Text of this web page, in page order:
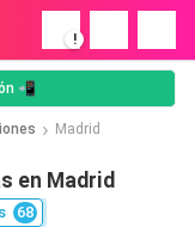
!
📲
Madrid
en Madrid
68